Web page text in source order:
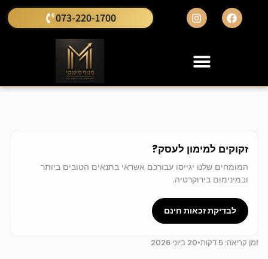
073-220-1700
זקוקים למימון לעסק?
המומחים שלנו יגייסו עבורכם אשראי בתנאים הטובים ביותר
ובמינימום בירוקרטיה.
לבדיקת זכאות חינם
זמן קריאה: 5 דקות •20 ביוני 2026